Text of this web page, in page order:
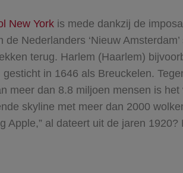
New York is mede dankzij de
de Nederlanders ‘Nieuw
terug. Harlem (Haarlem)
gesticht in 1646 als Breuckelen.
meer dan 8.8 miljoen mensen is
skyline met meer dan 2000
Apple,” al dateert uit de jaren